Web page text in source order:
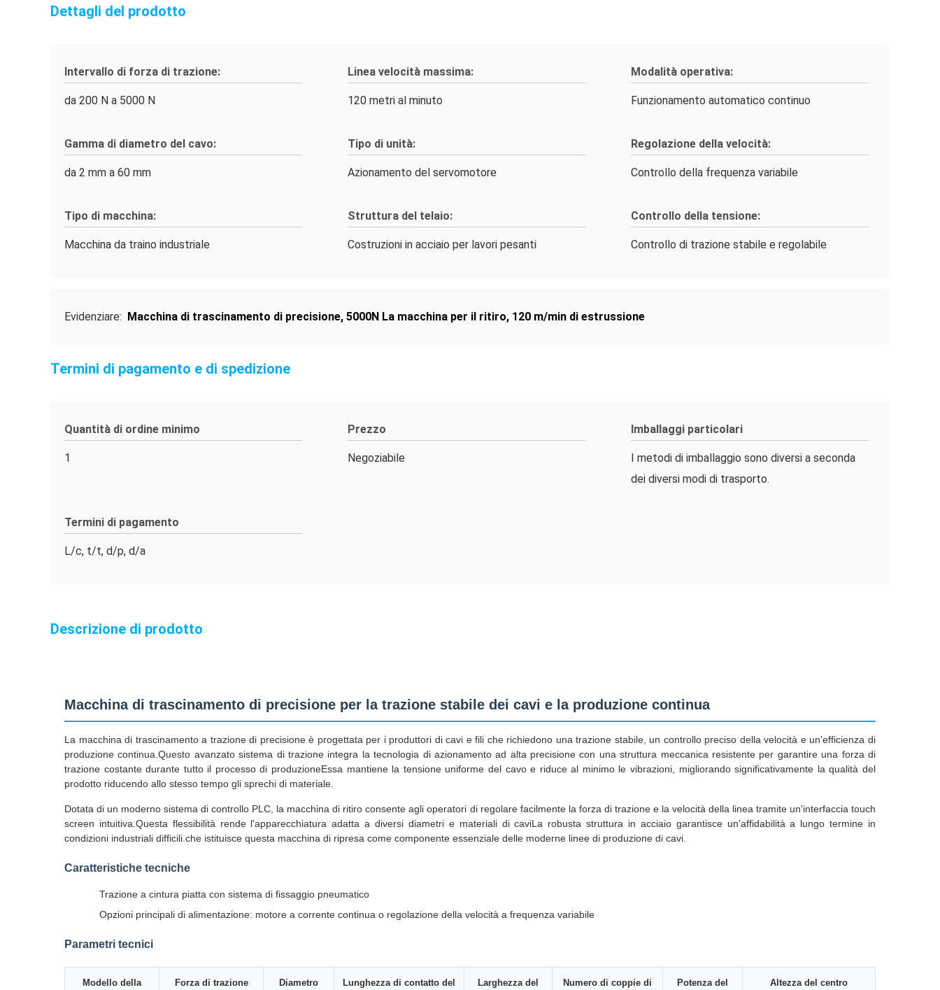
Dettagli del prodotto
Intervallo di forza di trazione:
da 200 N a 5000 N
Linea velocità massima:
120 metri al minuto
Modalità operativa:
Funzionamento automatico continuo
Gamma di diametro del cavo:
da 2 mm a 60 mm
Tipo di unità:
Azionamento del servomotore
Regolazione della velocità:
Controllo della frequenza variabile
Tipo di macchina:
Macchina da traino industriale
Struttura del telaio:
Costruzioni in acciaio per lavori pesanti
Controllo della tensione:
Controllo di trazione stabile e regolabile
Evidenziare: Macchina di trascinamento di precisione, 5000N La macchina per il ritiro, 120 m/min di estrussione
Termini di pagamento e di spedizione
Quantità di ordine minimo
1
Prezzo
Negoziabile
Imballaggi particolari
I metodi di imballaggio sono diversi a seconda
dei diversi modi di trasporto.
Termini di pagamento
L/c, t/t, d/p, d/a
Descrizione di prodotto
Macchina di trascinamento di precisione per la trazione stabile dei cavi e la produzione continua
La macchina di trascinamento a trazione di precisione è progettata per i produttori di cavi e fili che richiedono una trazione stabile, un controllo preciso della velocità e un'efficienza di
produzione continua.Questo avanzato sistema di trazione integra la tecnologia di azionamento ad alta precisione con una struttura meccanica resistente per garantire una forza di
trazione costante durante tutto il processo di produzioneEssa mantiene la tensione uniforme del cavo e riduce al minimo le vibrazioni, migliorando significativamente la qualità del
prodotto riducendo allo stesso tempo gli sprechi di materiale.
Dotata di un moderno sistema di controllo PLC, la macchina di ritiro consente agli operatori di regolare facilmente la forza di trazione e la velocità della linea tramite un'interfaccia touch
screen intuitiva.Questa flessibilità rende l'apparecchiatura adatta a diversi diametri e materiali di caviLa robusta struttura in acciaio garantisce un'affidabilità a lungo termine in
condizioni industriali difficili.che istituisce questa macchina di ripresa come componente essenziale delle moderne linee di produzione di cavi.
Caratteristiche tecniche
Trazione a cintura piatta con sistema di fissaggio pneumatico
Opzioni principali di alimentazione: motore a corrente continua o regolazione della velocità a frequenza variabile
Parametri tecnici
Modello della
Forza di trazione
Diametro
Lunghezza di contatto del
Larghezza del
Numero di coppie di
Potenza del
Altezza del centro